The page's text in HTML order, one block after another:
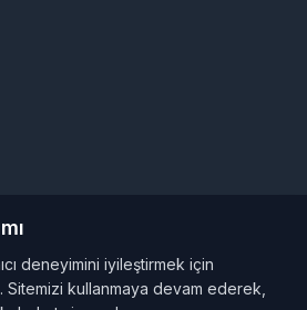
deneyimini iyileştirmek için
Sitemizi kullanmaya devam ederek,